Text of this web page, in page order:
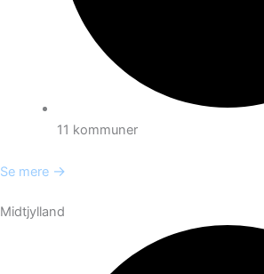
11 kommuner
Se mere →
Midtjylland